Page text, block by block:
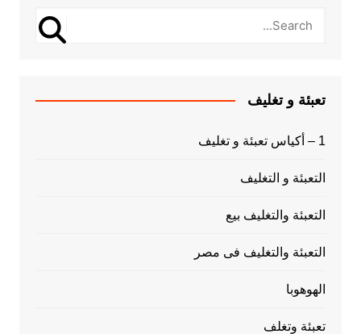
تعبئة و تغليف
1 – أكياس تعبئة و تغليف
التعبئة و التغليف
التعبئة والتغليف بيع
التعبئة والتغليف فى مصر
الهوهوبا
تعبئة وتغلف